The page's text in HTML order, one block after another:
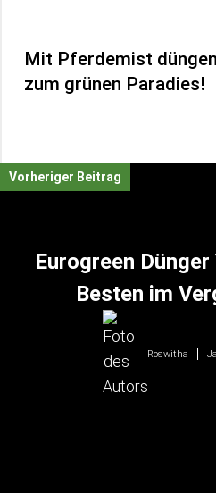
Mit Pferdemist
zum grünen Paradies!
Vorheriger Beitrag
Eurogreen
Besten im
Roswitha